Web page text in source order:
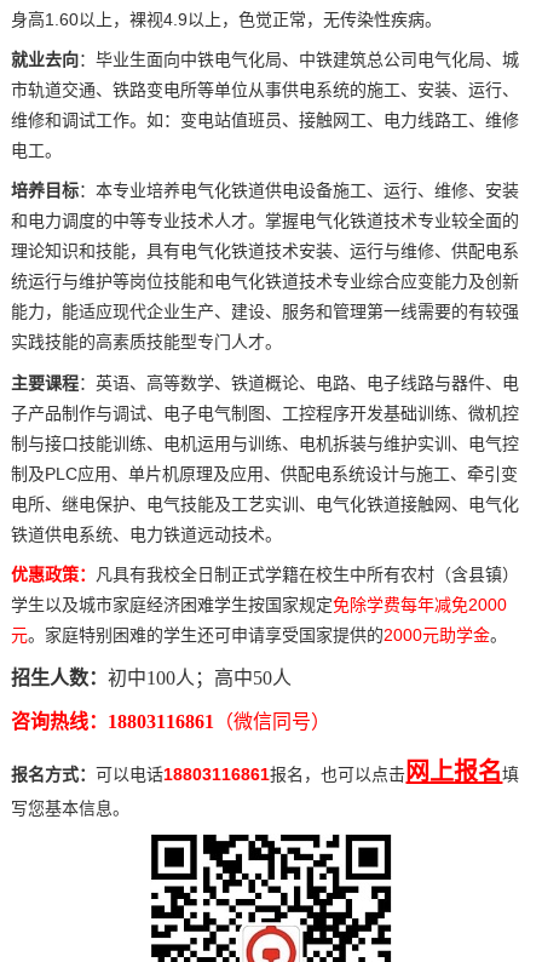
身高1.60以上，裸视4.9以上，色觉正常，无传染性疾病。
就业去向：毕业生面向中铁电气化局、中铁建筑总公司电气化局、城
市轨道交通、铁路变电所等单位从事供电系统的施工、安装、运行、
维修和调试工作。如：变电站值班员、接触网工、电力线路工、维修
电工。
培养目标：本专业培养电气化铁道供电设备施工、运行、维修、安装
和电力调度的中等专业技术人才。掌握电气化铁道技术专业较全面的
理论知识和技能，具有电气化铁道技术安装、运行与维修、供配电系
统运行与维护等岗位技能和电气化铁道技术专业综合应变能力及创新
能力，能适应现代企业生产、建设、服务和管理第一线需要的有较强
实践技能的高素质技能型专门人才。
主要课程：英语、高等数学、铁道概论、电路、电子线路与器件、电
子产品制作与调试、电子电气制图、工控程序开发基础训练、微机控
制与接口技能训练、电机运用与训练、电机拆装与维护实训、电气控
制及PLC应用、单片机原理及应用、供配电系统设计与施工、牵引变
电所、继电保护、电气技能及工艺实训、电气化铁道接触网、电气化
铁道供电系统、电力铁道远动技术。
优惠政策： 凡具有我校全日制正式学籍在校生中所有农村（含县镇）
学生以及城市家庭经济困难学生按国家规定免除学费每年减免2000
元。家庭特别困难的学生还可申请享受国家提供的2000元助学金。
招生人数：初中100人；高中50人
咨询热线： 18803116861 （微信同号）
报名方式：可以电话18803116861报名，也可以点击 网上报名填
写您基本信息。